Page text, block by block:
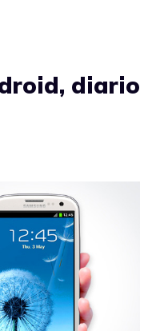
diario